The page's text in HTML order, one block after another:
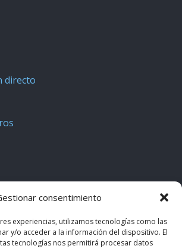
consentimiento
experiencias, utilizamos tecnologías como las
y/o acceder a la información del dispositivo. El
tecnologías nos permitirá procesar datos
directo